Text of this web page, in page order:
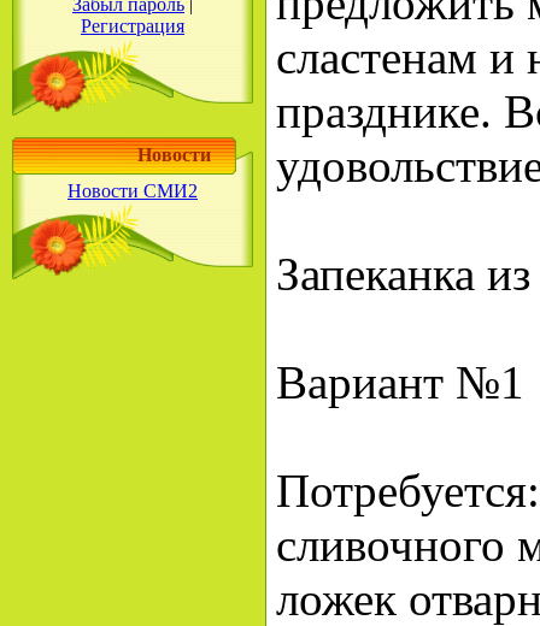
Забыл пароль |
Регистрация
Новости
Новости СМИ2
сластенам и
празднике.
Запеканка
Вариант №1
сливочного
ложек